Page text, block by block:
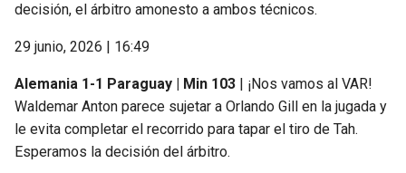
decisión, el árbitro amonesto a ambos técnicos.
29 junio, 2026 | 16:49
Alemania 1-1 Paraguay | Min 103 | ¡Nos vamos al VAR!
Waldemar Anton parece sujetar a Orlando Gill en la jugada y
le evita completar el recorrido para tapar el tiro de Tah.
Esperamos la decisión del árbitro.